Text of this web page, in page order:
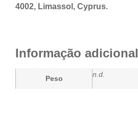
4002, Limassol, Cyprus.
Informação adicional
Peso n.d.